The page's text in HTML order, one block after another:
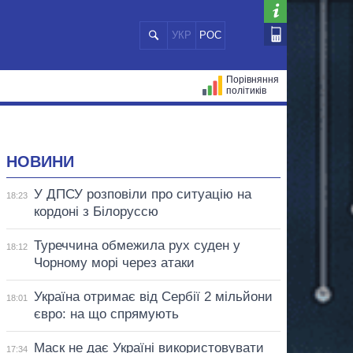
УКР РОС
Порівняння
політиків
НОВИНИ
18:23
У ДПСУ розповіли про ситуацію на
кордоні з Білоруссю
18:12
Туреччина обмежила рух суден у
Чорному морі через атаки
18:01
Україна отримає від Сербії 2 мільйони
євро: на що спрямують
17:34
Маск не дає Україні використовувати